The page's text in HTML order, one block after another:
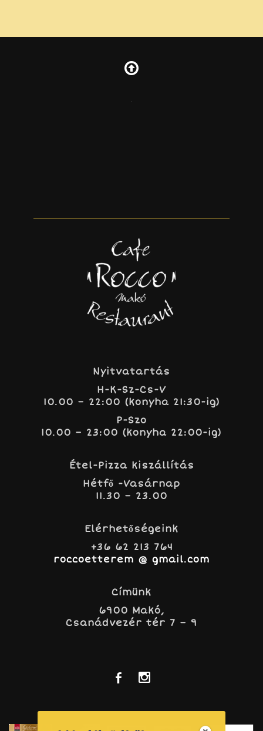
Nyitvatartás
H-K-Sz-Cs-V
10.00 – 22:00 (konyha 21:30-ig)
P-Szo
10.00 – 23:00 (konyha 22:00-ig)
Étel-Pizza kiszállítás
Hétfő -Vasárnap
11.30 – 23.00
Elérhetőségeink
+36 62 213 764
roccoetterem @ gmail.com
Címünk
6900 Makó,
Csanádvezér tér 7 – 9
b x